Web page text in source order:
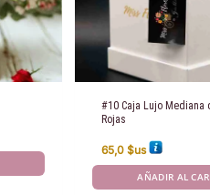
#10 Caja Lujo Mediana
Rojas
65,0$us
AÑADIR AL